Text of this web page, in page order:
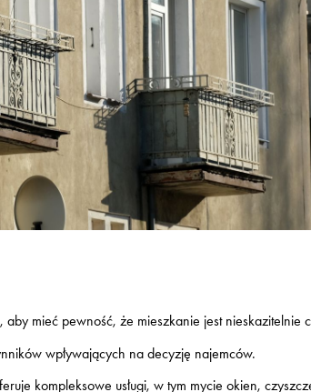
mieć pewność, że mieszkanie jest nieskazitelnie
wpływających na decyzję najemców.
kompleksowe usługi, w tym mycie okien,